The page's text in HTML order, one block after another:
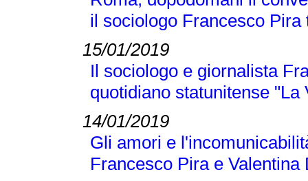
il sociologo Francesco Pira
15/01/2019
Il sociologo e giornalista
quotidiano statunitense "La
14/01/2019
Gli amori e
Francesco Pira e Valentina